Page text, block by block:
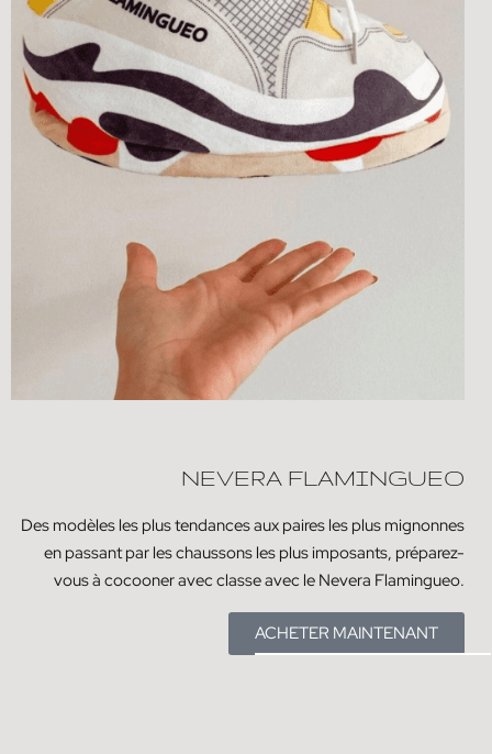
NEVERA FLAMINGUEO
Des modèles les plus tendances aux paires les plus mignonnes
en passant par les chaussons les plus imposants, préparez-
vous à cocooner avec classe avec le Nevera Flamingueo.
ACHETER MAINTENANT